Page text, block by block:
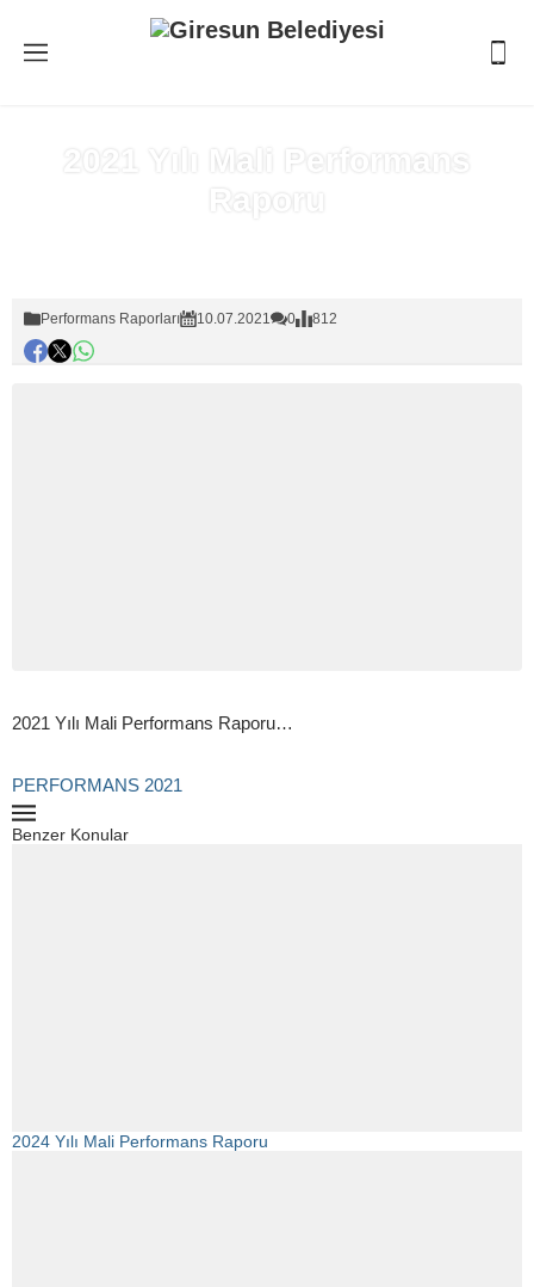
2021 Yılı Mali Performans
Raporu
Performans Raporları 10.07.2021 0 812
2021 Yılı Mali Performans Raporu…
PERFORMANS 2021
Benzer Konular
2024 Yılı Mali Performans Raporu